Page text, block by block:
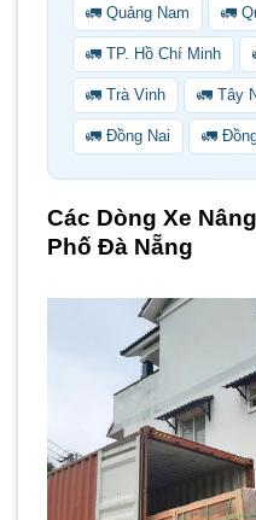
🚛 Quảng Nam 🚛
🚛 TP. Hồ Chí Minh
🚛 Trà Vinh 🚛 Tây
🚛 Đồng Nai 🚛
Các Dòng Xe
Phố Đà Nẵng